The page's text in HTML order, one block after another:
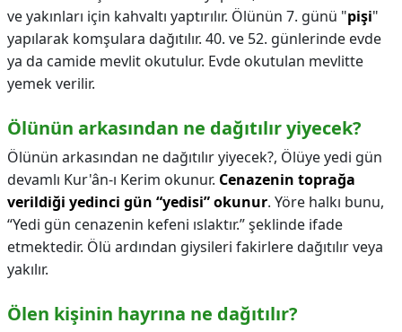
ve yakınları için kahvaltı yaptırılır. Ölünün 7. günü "pişi"
yapılarak komşulara dağıtılır. 40. ve 52. günlerinde evde
ya da camide mevlit okutulur. Evde okutulan mevlitte
yemek verilir.
Ölünün arkasından ne dağıtılır yiyecek?
Ölünün arkasından ne dağıtılır yiyecek?, Ölüye yedi gün
devamlı Kur'ân-ı Kerim okunur. Cenazenin toprağa
verildiği yedinci gün “yedisi” okunur. Yöre halkı bunu,
“Yedi gün cenazenin kefeni ıslaktır.” şeklinde ifade
etmektedir. Ölü ardından giysileri fakirlere dağıtılır veya
yakılır.
Ölen kişinin hayrına ne dağıtılır?